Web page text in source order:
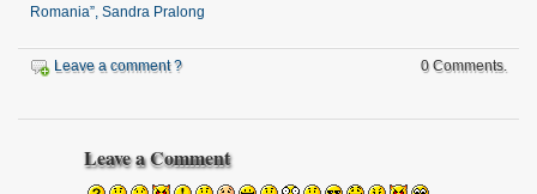
Romania”, Sandra Pralong
Leave a comment ? 0 Comments.
Leave a Comment